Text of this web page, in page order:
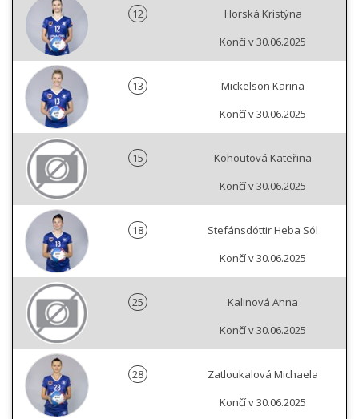
12
Horská Kristýna
Končí v 30.06.2025
13
Mickelson Karina
Končí v 30.06.2025
15
Kohoutová Kateřina
Končí v 30.06.2025
18
Stefánsdóttir Heba Sól
Končí v 30.06.2025
25
Kalinová Anna
Končí v 30.06.2025
28
Zatloukalová Michaela
Končí v 30.06.2025